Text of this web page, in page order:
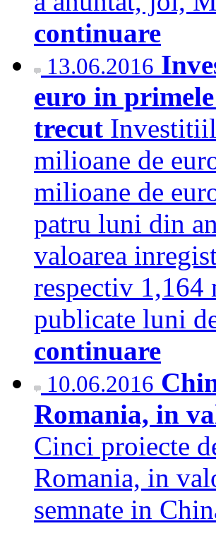
continuare
13.06.2016
euro in
trecut
milioane de
milioane de
patru luni din
valoarea
respectiv 1,164
publicate luni
continuare
10.06.2016
Romania, in
Cinci proiecte
Romania, in
semnate in